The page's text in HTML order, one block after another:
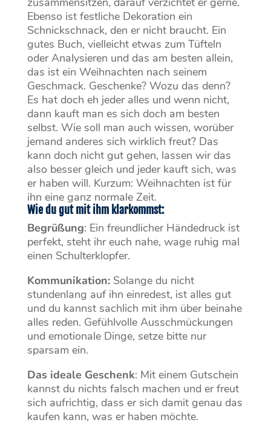
Ebenso ist festliche Dekoration ein
Schnickschnack, den er nicht braucht. Ein
gutes Buch, vielleicht etwas zum Tüfteln
oder Analysieren und das am besten allein,
das ist ein Weihnachten nach seinem
Geschmack. Geschenke? Wozu das denn?
Es hat doch eh jeder alles und wenn nicht,
dann kauft man es sich doch am besten
selbst. Wie soll man auch wissen, worüber
jemand anderes sich wirklich freut? Das
kann doch nicht gut gehen, lassen wir das
also besser gleich und jeder kauft sich, was
er haben will. Kurzum: Weihnachten ist für
ihn eine ganz normale Zeit.
Wie du gut mit ihm klarkommst:
Begrüßung: Ein freundlicher Händedruck ist
perfekt, steht ihr euch nahe, wage ruhig mal
einen Schulterklopfer.
Kommunikation:Solange du nicht
stundenlang auf ihn einredest, ist alles gut
und du kannst sachlich mit ihm über beinahe
alles reden. Gefühlvolle Ausschmückungen
und emotionale Dinge, setze bitte nur
sparsam ein.
Das ideale Geschenk: Mit einem Gutschein
kannst du nichts falsch machen und er freut
sich aufrichtig, dass er sich damit genau das
kaufen kann, was er haben möchte.